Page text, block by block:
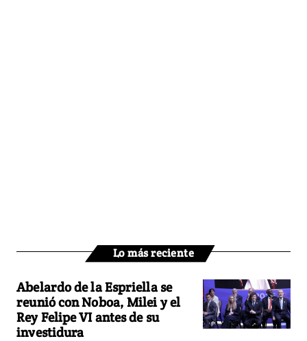
Lo más reciente
Abelardo de la Espriella se
reunió con Noboa, Milei y el
Rey Felipe VI antes de su
investidura